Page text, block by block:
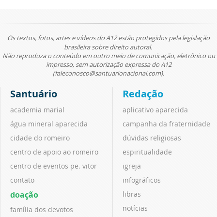
Os textos, fotos, artes e vídeos do A12 estão protegidos pela legislação
brasileira sobre direito autoral.
Não reproduza o conteúdo em outro meio de comunicação, eletrônico ou
impresso, sem autorização expressa do A12
(faleconosco@santuarionacional.com).
Santuário
academia marial
água mineral aparecida
cidade do romeiro
centro de apoio ao romeiro
centro de eventos pe. vitor
contato
doação
família dos devotos
Redação
aplicativo aparecida
campanha da fraternidade
dúvidas religiosas
espiritualidade
igreja
infográficos
libras
notícias